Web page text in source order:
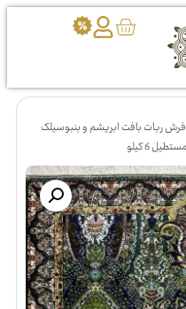
فرش ربات بافت ابریشم و بنبوسیلک